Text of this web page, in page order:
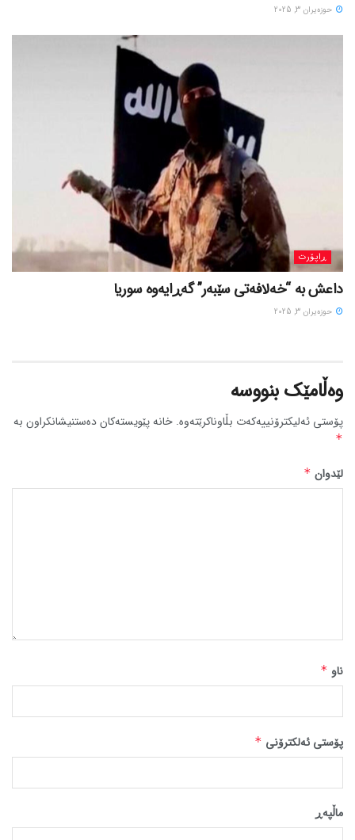
حوزه‌یران 3, 2025
ڕاپۆرت
داعش بە “خەلافەتی سێبەر” گەڕایەوە سوریا
حوزه‌یران 3, 2025
وەڵامێک بنووسە
پۆستی ئەلیکترۆنییەکەت بڵاوناکرێتەوە. خانە پێویستەکان دەستنیشانکراون بە
*
لێدوان *
ناو *
پۆستی ئەلکترۆنی *
ماڵپه‌ڕ